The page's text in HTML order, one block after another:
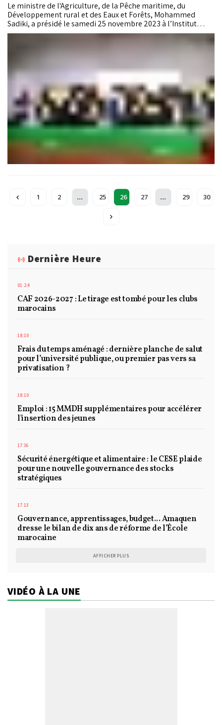
Le ministre de l'Agriculture, de la Pêche maritime, du
Développement rural et des Eaux et Forêts, Mohammed
Sadiki, a présidé le samedi 25 novembre 2023 à l’Institut
Agronomique et Vétérinaire Hassan II à Rabat, la cérémonie
de remise des diplômes aux lauréats de la promotion 2023.
En marge de la cérémonie, Le ministre a présidé la signature
de conventions nationales et internationales avec des
partenaires institutionnels stratégiques dans le cadre du
renforcement des collaborations de l’IAV Hassan II.
1 2 ... 25 26 27 ... 29 30
Dernière Heure
01:24
CAF 2026-2027 : Le tirage est tombé pour les clubs
marocains
18:10
Frais du temps aménagé : dernière planche de salut
pour l’université publique, ou premier pas vers sa
privatisation ?
18:10
Emploi : 15 MMDH supplémentaires pour accélérer
l'insertion des jeunes
17:36
Sécurité énergétique et alimentaire : le CESE plaide
pour une nouvelle gouvernance des stocks
stratégiques
17:13
Gouvernance, apprentissages, budget... Amaquen
dresse le bilan de dix ans de réforme de l’École
marocaine
AFFICHER PLUS
VIDÉO À LA UNE